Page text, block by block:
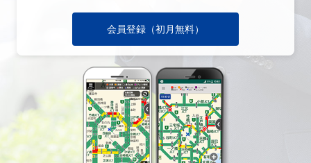
会員登録（初月無料）